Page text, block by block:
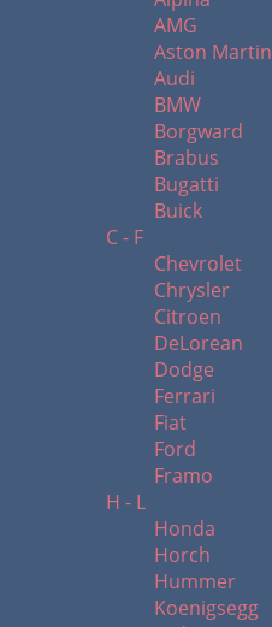
AMG
Aston Martin
Audi
BMW
Borgward
Brabus
Bugatti
Buick
C - F
Chevrolet
Chrysler
Citroen
DeLorean
Dodge
Ferrari
Fiat
Ford
Framo
H - L
Honda
Horch
Hummer
Koenigsegg